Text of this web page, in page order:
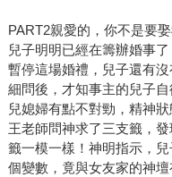
PART2親愛的，你不是要娶
兒子明明已經在籌辦婚事
暫停這場婚禮，兒子還有
細問後，才知事主的兒子
兒媳婦有點不對勁，精神
王老師問神求了三支籤，
籤一模一樣！神明指示，
個變數，竟與女友家的神